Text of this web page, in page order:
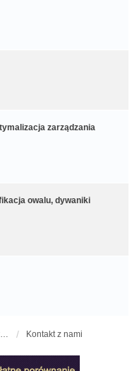
zarządzania
owalu, dywaniki
Kontakt z nami